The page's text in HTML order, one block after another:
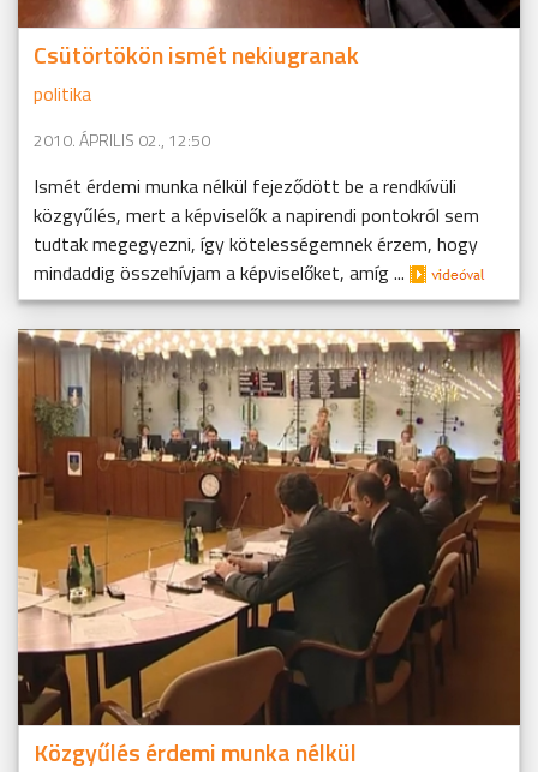
Csütörtökön ismét nekiugranak
politika
2010. ÁPRILIS 02., 12:50
Ismét érdemi munka nélkül fejeződött be a rendkívüli
közgyűlés, mert a képviselők a napirendi pontokról sem
tudtak megegyezni, így kötelességemnek érzem, hogy
mindaddig összehívjam a képviselőket, amíg ...
Közgyűlés érdemi munka nélkül